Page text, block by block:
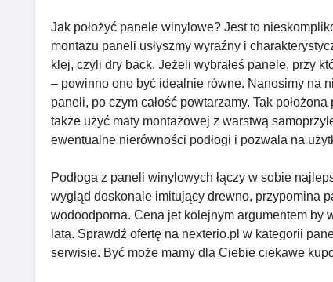
Jak położyć panele winylowe? Jest to
montażu paneli usłyszmy wyraźny i
klej, czyli dry back. Jeżeli wybrałeś panele, przy
– powinno ono być idealnie równe. Nanosimy na
paneli, po czym całość powtarzamy. Tak
także użyć maty montażowej z warstwą
ewentualne nierówności podłogi i pozwala na
Podłoga z paneli winylowych łączy w sobie
wygląd doskonale imitujący drewno, przypomina
wodoodporna. Cena jet kolejnym argumentem by
lata. Sprawdź ofertę na nexterio.pl w kategorii
serwisie. Być może mamy dla Ciebie ciekawe